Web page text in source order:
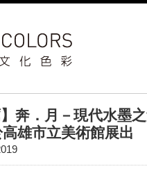
】奔．月－現代水墨
雄市立美術館展出